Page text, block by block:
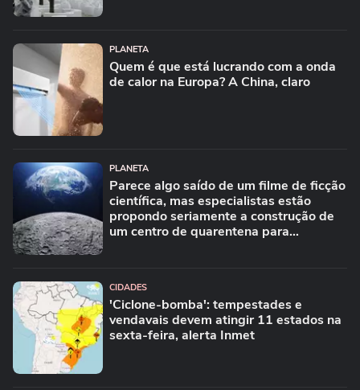
PLANETA
Quem é que está lucrando com a onda
de calor na Europa? A China, claro
PLANETA
Parece algo saído de um filme de ficção
científica, mas especialistas estão
propondo seriamente a construção de
um centro de quarentena para
CIDADES
'Ciclone-bomba': tempestades e
vendavais devem atingir 11 estados na
sexta-feira, alerta Inmet